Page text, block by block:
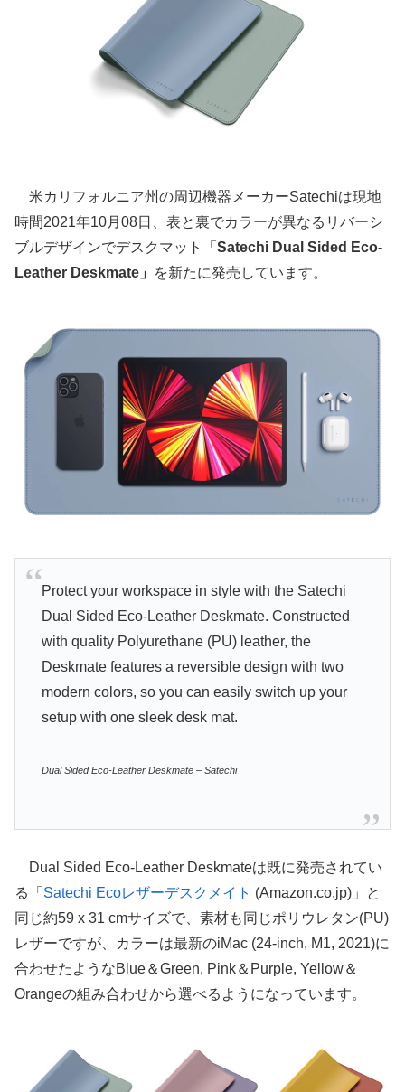
米カリフォルニア州の周辺機器メーカーSatechiは現地
時間2021年10月08日、表と裏でカラーが異なるリバーシ
ブルデザインでデスクマット
「Satechi Dual Sided Eco-
Leather Deskmate」
を新たに発売しています。
Protect your workspace in style with the Satechi
Dual Sided Eco-Leather Deskmate. Constructed
with quality Polyurethane (PU) leather, the
Deskmate features a reversible design with two
modern colors, so you can easily switch up your
setup with one sleek desk mat.
Dual Sided Eco-Leather Deskmate – Satechi
Dual Sided Eco-Leather Deskmateは既に発売されてい
る「 Satechi Ecoレザーデスクメイト (Amazon.co.jp)」と
同じ約59 x 31 cmサイズで、素材も同じポリウレタン(PU)
レザーですが、カラーは最新のiMac (24-inch, M1, 2021)に
合わせたようなBlue＆Green, Pink＆Purple, Yellow＆
Orangeの組み合わせから選べるようになっています。